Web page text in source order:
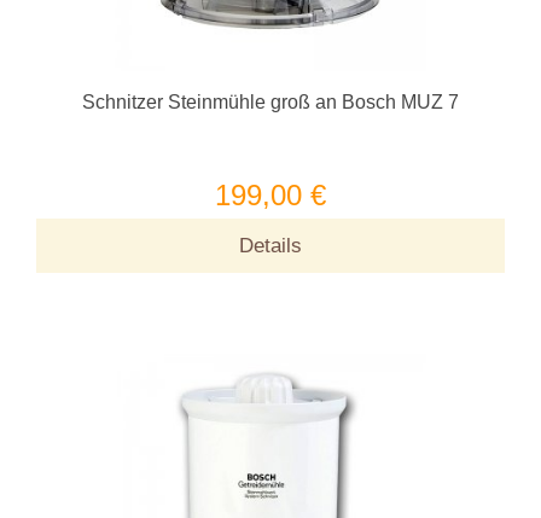
Schnitzer Steinmühle groß an Bosch MUZ 7
199,00 €
Details